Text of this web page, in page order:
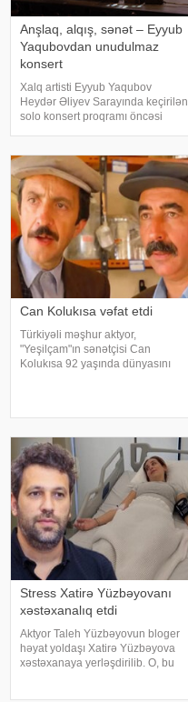
Anşlaq, alqış, sənət – Eyyub
Yaqubovdan unudulmaz
konsert
Xalq artisti Eyyub Yaqubov
Heydər Əliyev Sarayında keçirilən
solo konsert proqramı öncəsi
yaradıcılığı və konsertlə bağlı
fikirlərini bölüşüb. xəbər verir ki,
sənətkarın sözlərin
Can Kolukısa vəfat etdi
Türkiyəli məşhur aktyor,
"Yeşilçam"ın sənətçisi Can
Kolukısa 92 yaşında dünyasını
"Selamsı
Stress Xatirə Yüzbəyovanı
xəstəxanalıq etdi
Aktyor Taleh Yüzbəyovun bloger
həyat yoldaşı Xatirə Yüzbəyova
xəstəxanaya yerləşdirilib. O, bu